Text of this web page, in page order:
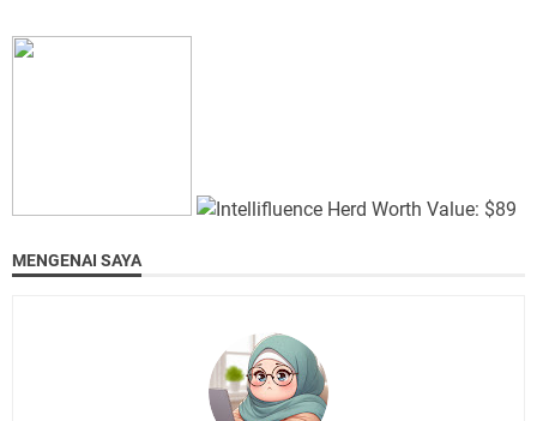
MENGENAI SAYA